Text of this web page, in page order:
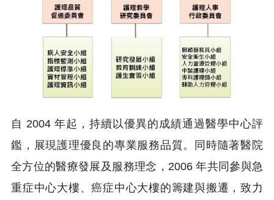
自 2004 年起，持續以優異的成績通過醫學中心評
鑑，展現護理優良的專業服務品質。同時隨著醫院
全方位的醫療發展及服務理念，2006 年共同參與急
重症中心大樓、癌症中心大樓的籌建與搬遷，致力